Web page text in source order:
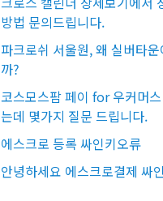
방법 문의드립니다.
파크로쉬 서울원, 왜 실버타
까?
코스모스팜 페이 for 우커머
는데 몇가지 질문 드립니다.
에스크로 등록 싸인키오류
안녕하세요 에스크로결제 싸